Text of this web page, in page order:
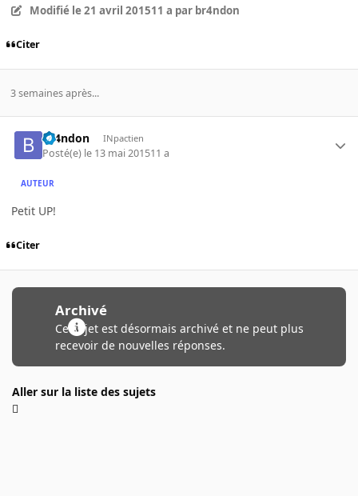
Modifié le 21 avril 201511 a par br4ndon
Citer
3 semaines après...
br4ndon INpactien
Posté(e) le 13 mai 201511 a
AUTEUR
Petit UP!
Citer
Archivé
Ce sujet est désormais archivé et ne peut plus
recevoir de nouvelles réponses.
Aller sur la liste des sujets